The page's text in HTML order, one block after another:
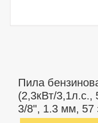
Пила
(2,3кВт/3,1л.с.,
3/8", 1.3 мм, 57